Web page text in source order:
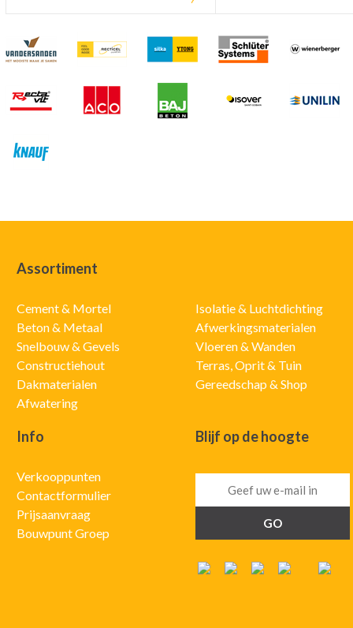
Assortiment
Cement & Mortel
Beton & Metaal
Snelbouw & Gevels
Constructiehout
Dakmaterialen
Afwatering
Isolatie & Luchtdichting
Afwerkingsmaterialen
Vloeren & Wanden
Terras, Oprit & Tuin
Gereedschap & Shop
Info
Verkooppunten
Contactformulier
Prijsaanvraag
Bouwpunt Groep
Blijf op de hoogte